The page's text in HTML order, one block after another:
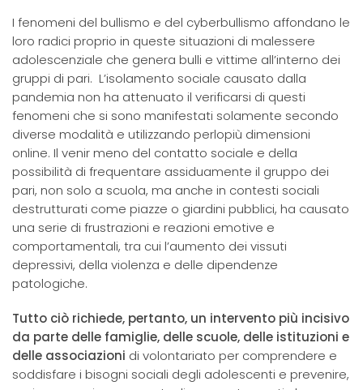
I fenomeni del bullismo e del cyberbullismo affondano le
loro radici proprio in queste situazioni di malessere
adolescenziale che genera bulli e vittime all’interno dei
gruppi di pari. L’isolamento sociale causato dalla
pandemia non ha attenuato il verificarsi di questi
fenomeni che si sono manifestati solamente secondo
diverse modalità e utilizzando perlopiù dimensioni
online. Il venir meno del contatto sociale e della
possibilità di frequentare assiduamente il gruppo dei
pari, non solo a scuola, ma anche in contesti sociali
destrutturati come piazze o giardini pubblici, ha causato
una serie di frustrazioni e reazioni emotive e
comportamentali, tra cui l’aumento dei vissuti
depressivi, della violenza e delle dipendenze
patologiche.
Tutto ciò richiede, pertanto, un intervento più incisivo
da parte delle famiglie, delle scuole, delle istituzioni e
delle associazioni di volontariato per comprendere e
soddisfare i bisogni sociali degli adolescenti e prevenire,